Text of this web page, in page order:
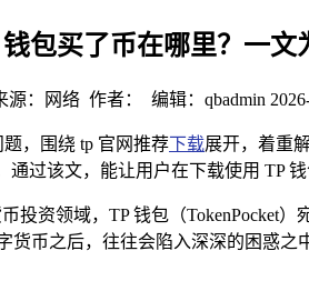
包买了币在哪里？一文
源：网络 作者： 编辑：qbadmin
，围绕 tp 官网推荐下载展开，着重
通过该文，能让用户在下载使用 TP
投资领域，TP 钱包（TokenPocket
货币之后，往往会陷入深深的困惑